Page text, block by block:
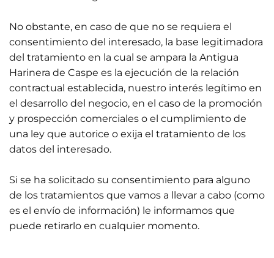
No obstante, en caso de que no se requiera el
consentimiento del interesado, la base legitimadora
del tratamiento en la cual se ampara la Antigua
Harinera de Caspe es la ejecución de la relación
contractual establecida, nuestro interés legítimo en
el desarrollo del negocio, en el caso de la promoción
y prospección comerciales o el cumplimiento de
una ley que autorice o exija el tratamiento de los
datos del interesado.
Si se ha solicitado su consentimiento para alguno
de los tratamientos que vamos a llevar a cabo (como
es el envío de información) le informamos que
puede retirarlo en cualquier momento.